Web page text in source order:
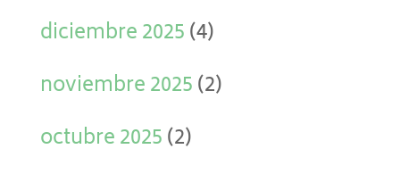
diciembre 2025(4)
noviembre 2025(2)
octubre 2025(2)